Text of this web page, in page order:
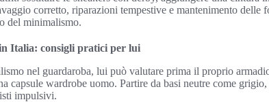
corretto, riparazioni tempestive e mantenimento delle
del minimalismo.
Italia: consigli pratici per lui
nel guardaroba, lui può valutare prima il proprio
capsule wardrobe uomo. Partire da basi neutre come
impulsivi.